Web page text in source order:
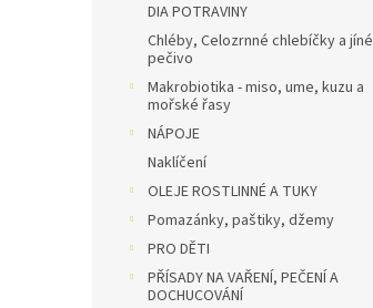
DIA POTRAVINY
Chléby, Celozrnné chlebíčky a jíné
pečivo
Makrobiotika - miso, ume, kuzu a
mořské řasy
NÁPOJE
Naklíčení
OLEJE ROSTLINNÉ A TUKY
Pomazánky, paštiky, džemy
PRO DĚTI
PŘÍSADY NA VAŘENÍ, PEČENÍ A
DOCHUCOVÁNÍ